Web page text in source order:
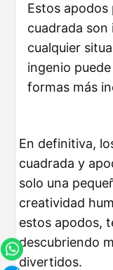
Estos apodos
cuadrada son
cualquier
ingenio
formas más
En definitiva,
cuadrada y
solo una
creatividad
estos apodos,
descubriendo
divertidos.